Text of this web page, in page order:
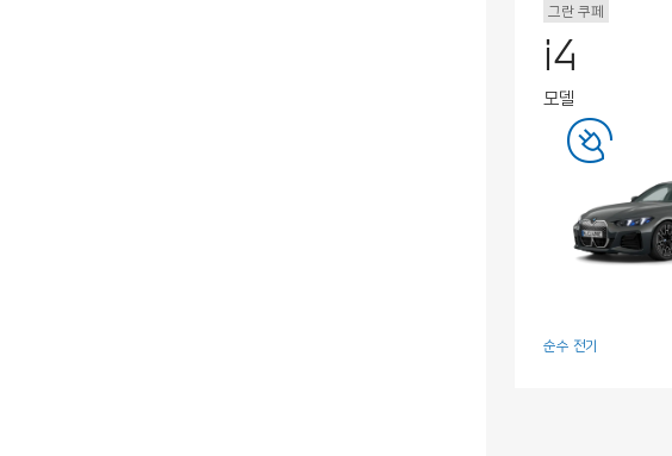
그란 쿠페
i4
모델
순수 전기